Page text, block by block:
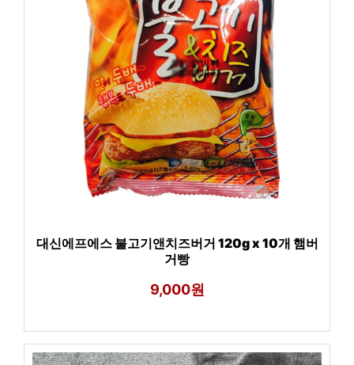
대신에프에스 불고기앤치즈버거 120g x 10개 햄버
거빵
9,000원